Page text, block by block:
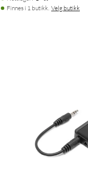
Finnes i 1 butikk. Velg butikk